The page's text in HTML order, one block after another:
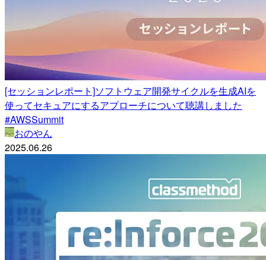
[セッションレポート]ソフトウェア開発サイクルを生成AIを
使ってセキュアにするアプローチについて聴講しました
#AWSSummit
おのやん
2025.06.26